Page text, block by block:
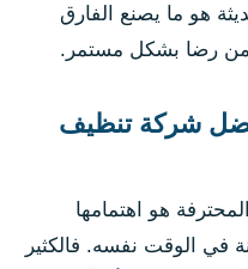
هو ما يصنع الفارق
رضا بشكل مستمر.
شركة تنظيف
هو اهتمامها
في الوقت نفسه. فالكثير